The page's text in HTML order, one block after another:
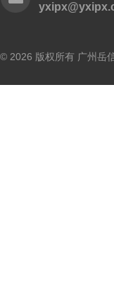
© 2026 版权所有 广州岳